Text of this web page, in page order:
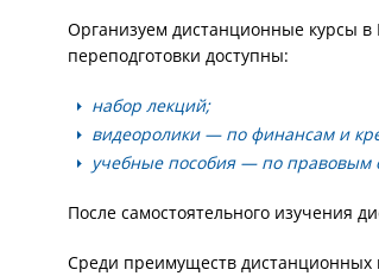
Организуем дистанционные курсы в
переподготовки доступны:
набор лекций;
видеоролики — по финансам и
учебные пособия — по правовым
После самостоятельного изучения
Среди преимуществ дистанционных